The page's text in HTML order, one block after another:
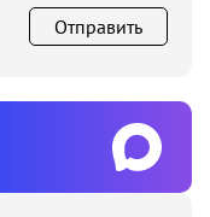
Отправить